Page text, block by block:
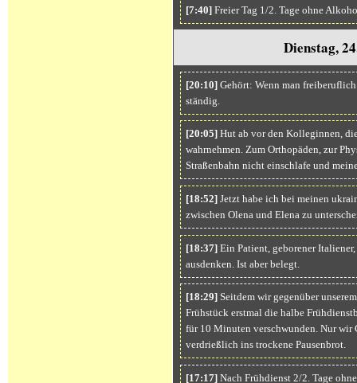
[7:40]Freier Tag 1/2. Tage ohne
Dienstag,
[20:10]Gehört: Wenn man
ständig.
[20:05]Hut ab vor den Kolleginnen,
wahrnehmen. Zum Orthopäden, zur
Straßenbahn nicht einschlafe und
[18:52]Jetzt habe ich bei meinen
zwischen Olena und Elena zu
[18:37]Ein Patient, geborener
ausdenken. Ist aber belegt.
[18:29]Seitdem wir gegenüber
Frühstück erstmal die halbe
für 10 Minuten verschwunden. Nur wir
verdrießlich ins trockene Pausenbrot.
[17:17]Nach Frühdienst 2/2. Tage